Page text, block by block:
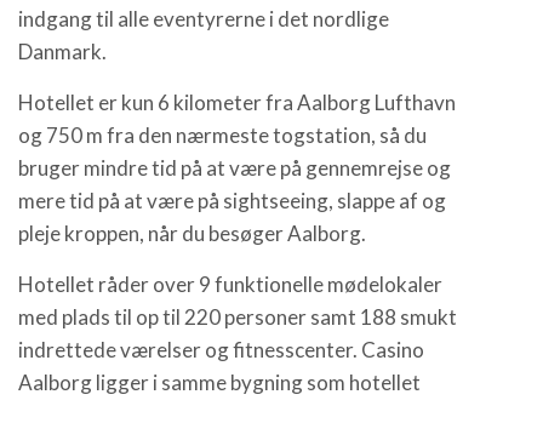
indgang til alle eventyrerne i det nordlige
Danmark.
Hotellet er kun 6 kilometer fra Aalborg Lufthavn
og 750 m fra den nærmeste togstation, så du
bruger mindre tid på at være på gennemrejse og
mere tid på at være på sightseeing, slappe af og
pleje kroppen, når du besøger Aalborg.
Hotellet råder over 9 funktionelle mødelokaler
med plads til op til 220 personer samt 188 smukt
indrettede værelser og fitnesscenter. Casino
Aalborg ligger i samme bygning som hotellet